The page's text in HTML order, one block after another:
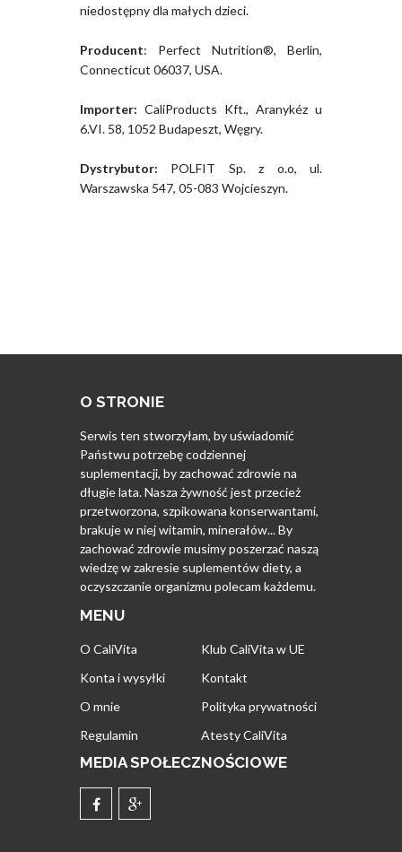
niedostępny dla małych dzieci.
Producent: Perfect Nutrition®, Berlin,
Connecticut 06037, USA.
Importer: CaliProducts Kft., Aranykéz u
6.VI. 58, 1052 Budapeszt, Węgry.
Dystrybutor: POLFIT Sp. z o.o, ul.
Warszawska 547, 05-083 Wojcieszyn.
O STRONIE
Serwis ten stworzyłam, by uświadomić
Państwu potrzebę codziennej
suplementacji, by zachować zdrowie na
długie lata. Nasza żywność jest przecież
przetworzona, szpikowana konserwantami,
brakuje w niej witamin, minerałów... By
zachować zdrowie musimy poszerzać naszą
wiedzę w zakresie suplementów diety, a
oczyszczanie organizmu polecam każdemu.
MENU
O CaliVita
Klub CaliVita w UE
Konta i wysyłki
Kontakt
O mnie
Polityka prywatności
Regulamin
Atesty CaliVita
MEDIA SPOŁECZNOŚCIOWE